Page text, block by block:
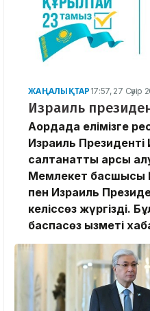
ЖАҢАЛЫҚТАР 17:57, 27 Сәуір
Израиль
Ақордада елімізге
Израиль
салтанатты қарсы
Мемлекет басшысы
пен Израиль
келіссөз жүргізді.
баспасөз қызметі